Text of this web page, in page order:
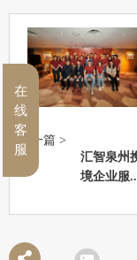
汇智泉州
境企业服
下一篇 >
在
线
客
服